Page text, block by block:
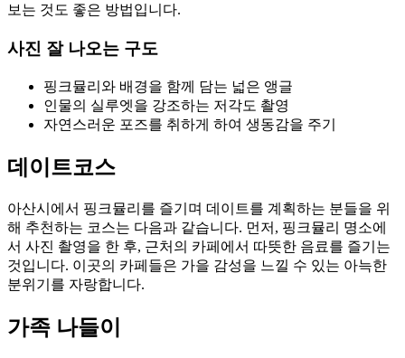
보는 것도 좋은 방법입니다.
사진 잘 나오는 구도
핑크뮬리와 배경을 함께 담는 넓은 앵글
인물의 실루엣을 강조하는 저각도 촬영
자연스러운 포즈를 취하게 하여 생동감을 주기
데이트코스
아산시에서 핑크뮬리를 즐기며 데이트를 계획하는 분들을 위
해 추천하는 코스는 다음과 같습니다. 먼저, 핑크뮬리 명소에
서 사진 촬영을 한 후, 근처의 카페에서 따뜻한 음료를 즐기는
것입니다. 이곳의 카페들은 가을 감성을 느낄 수 있는 아늑한
분위기를 자랑합니다.
가족 나들이